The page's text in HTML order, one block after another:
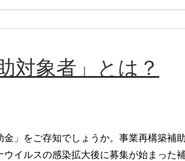
対象者」とは？
金」をご存知でしょうか。事業再構築補助
ウイルスの感染拡大後に募集が始まった